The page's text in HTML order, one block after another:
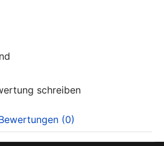
schreiben
(0)